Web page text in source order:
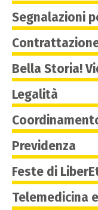
Segnalazioni
Bella Storia!
Legalità
Previdenza
Feste di
Telemedicina